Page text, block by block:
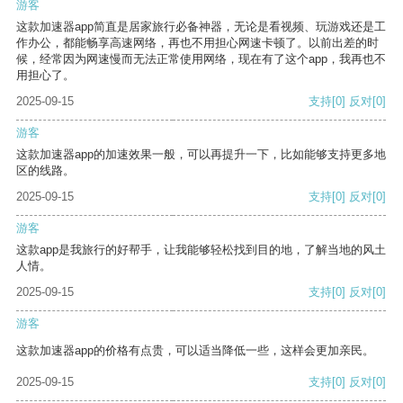
游客
这款加速器app简直是居家旅行必备神器，无论是看视频、玩游戏还是工
作办公，都能畅享高速网络，再也不用担心网速卡顿了。以前出差的时
候，经常因为网速慢而无法正常使用网络，现在有了这个app，我再也不
用担心了。
2025-09-15
支持[0] 反对[0]
游客
这款加速器app的加速效果一般，可以再提升一下，比如能够支持更多地
区的线路。
2025-09-15
支持[0] 反对[0]
游客
这款app是我旅行的好帮手，让我能够轻松找到目的地，了解当地的风土
人情。
2025-09-15
支持[0] 反对[0]
游客
这款加速器app的价格有点贵，可以适当降低一些，这样会更加亲民。
2025-09-15 支持[0] 反对[0]